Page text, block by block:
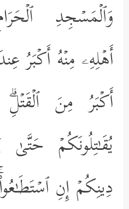
وَٱلۡمَسۡجِدِ
أَهۡلِهِۦ مِنۡهُ أَكۡبَرُ
أَكۡبَرُ مِنَ ٱلۡقَتۡلِۗ
یُقَـٰتِلُونَكُمۡ
دِینِكُمۡ إِنِ